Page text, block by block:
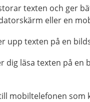
texten och ger
eller en
upp texten på en
dig läsa texten på en
mobiltelefonen som